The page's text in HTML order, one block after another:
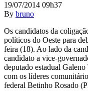
19/07/2014 09h37
By bruno
Os candidatos da
políticos do Oeste para
feira (18). Ao lado da
candidato a vice-
deputado estadual
com os líderes
federal Betinho Rosado